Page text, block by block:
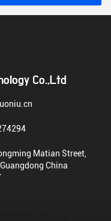
Co.,Ltd
Matian Street,
China